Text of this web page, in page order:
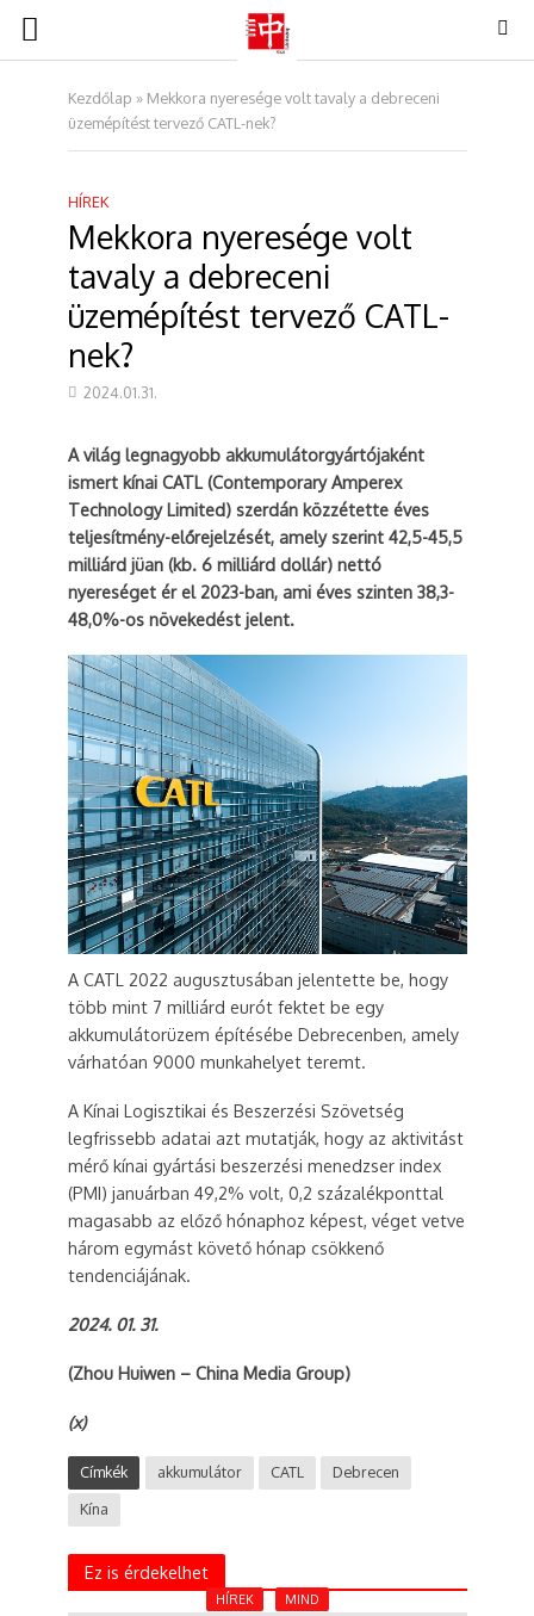
Kezdőlap » Mekkora nyeresége volt tavaly a debreceni
üzemépítést tervező CATL-nek?
HÍREK
Mekkora nyeresége volt
tavaly a debreceni
üzemépítést tervező CATL-
nek?
2024.01.31.
A világ legnagyobb akkumulátorgyártójaként
ismert kínai CATL (Contemporary Amperex
Technology Limited) szerdán közzétette éves
teljesítmény-előrejelzését, amely szerint 42,5-45,5
milliárd jüan (kb. 6 milliárd dollár) nettó
nyereséget ér el 2023-ban, ami éves szinten 38,3-
48,0%-os növekedést jelent.
A CATL 2022 augusztusában jelentette be, hogy
több mint 7 milliárd eurót fektet be egy
akkumulátorüzem építésébe Debrecenben, amely
várhatóan 9000 munkahelyet teremt.
A Kínai Logisztikai és Beszerzési Szövetség
legfrissebb adatai azt mutatják, hogy az aktivitást
mérő kínai gyártási beszerzési menedzser index
(PMI) januárban 49,2% volt, 0,2 százalékponttal
magasabb az előző hónaphoz képest, véget vetve
három egymást követő hónap csökkenő
tendenciájának.
2024. 01. 31.
(Zhou Huiwen – China Media Group)
(x)
Címkék akkumulátor CATL
Debrecen
Kína
Ez is érdekelhet
HÍREK MIND